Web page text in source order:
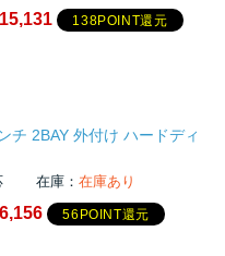
138POINT還元
チ 2BAY 外付け ハードディ
在庫： 在庫あり
56POINT還元